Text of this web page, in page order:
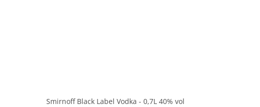
Smirnoff Black Label Vodka - 0,7L 40% vol